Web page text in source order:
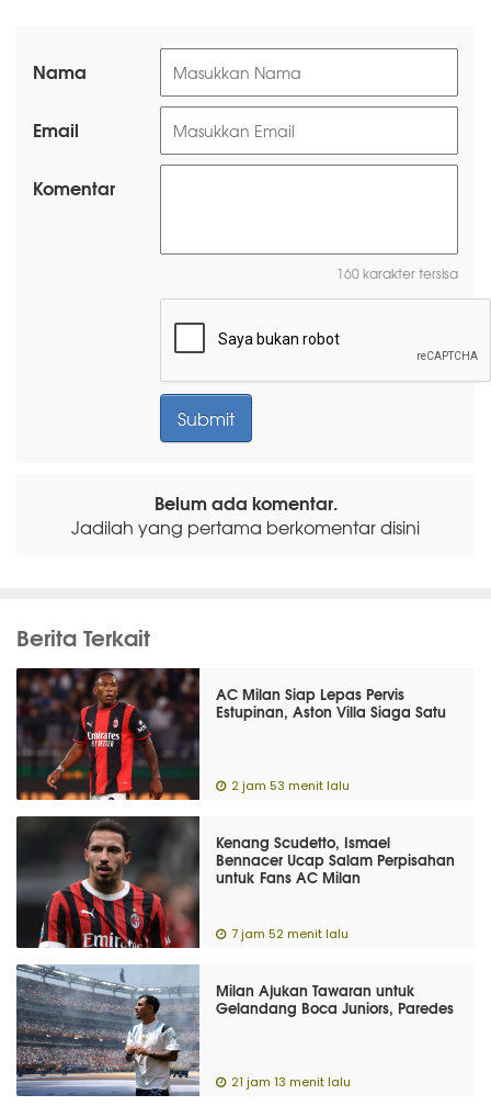
Nama
Email
Komentar
160 karakter tersisa
Belum ada komentar.
Jadilah yang pertama berkomentar disini
Berita Terkait
AC Milan Siap Lepas Pervis
Estupinan, Aston Villa Siaga Satu
2 jam 53 menit lalu
Kenang Scudetto, Ismael
Bennacer Ucap Salam Perpisahan
untuk Fans AC Milan
7 jam 52 menit lalu
Milan Ajukan Tawaran untuk
Gelandang Boca Juniors, Paredes
21 jam 13 menit lalu